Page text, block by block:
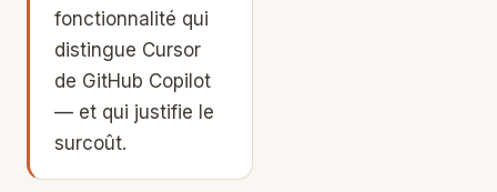
fonctionnalité qui
distingue Cursor
de GitHub Copilot
— et qui justifie le
surcoût.